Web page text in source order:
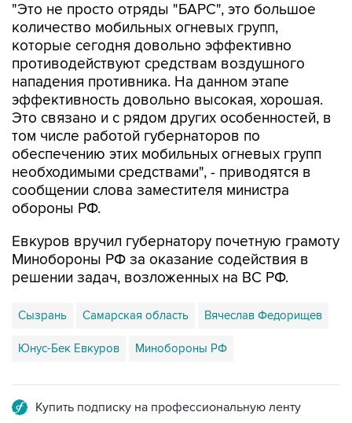
"Это не просто отряды "БАРС", это большое
количество мобильных огневых групп,
которые сегодня довольно эффективно
противодействуют средствам воздушного
нападения противника. На данном этапе
эффективность довольно высокая, хорошая.
Это связано и с рядом других особенностей, в
том числе работой губернаторов по
обеспечению этих мобильных огневых групп
необходимыми средствами", - приводятся в
сообщении слова заместителя министра
обороны РФ.
Евкуров вручил губернатору почетную грамоту
Минобороны РФ за оказание содействия в
решении задач, возложенных на ВС РФ.
Сызрань Самарская область Вячеслав Федорищев
Юнус-Бек Евкуров Минобороны РФ
Купить подписку на профессиональную ленту